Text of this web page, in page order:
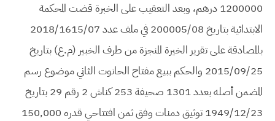
1200000 درهم، وبعد التعقيب على الخبرة قضت المحكمة
الابتدائية بتاريخ 200005/08 في ملف عدد 2018/1615/07
بالمصادقة على تقرير الخيرة المنجزة من طرف الخبير (م.ع) بتاريخ
2015/09/25 والحكم ببيع مفتاح الحانوت الثاني موضوع رسم
المضمن أصله بعدد 1301 صحيفة 253 كناش 2 رقم 29 بتاريخ
1949/12/23 توثيق دمنات وفق ثمن افتتاحي قدره 150,000